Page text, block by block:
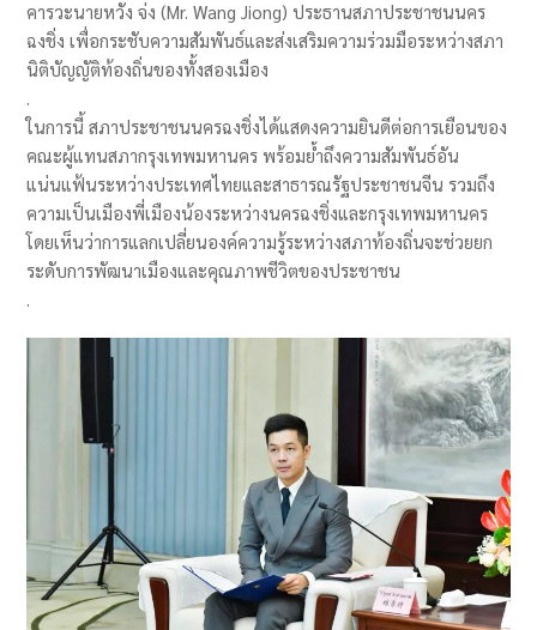
คารวะนายหวัง จ่ง (Mr. Wang Jiong) ประธานสภาประชาชนนคร
ฉงชิ่ง เพื่อกระชับความสัมพันธ์และส่งเสริมความร่วมมือระหว่างสภา
นิติบัญญัติท้องถิ่นของทั้งสองเมือง
.
ในการนี้ สภาประชาชนนครฉงชิ่งได้แสดงความยินดีต่อการเยือนของ
คณะผู้แทนสภากรุงเทพมหานคร พร้อมย้ำถึงความสัมพันธ์อัน
แน่นแฟ้นระหว่างประเทศไทยและสาธารณรัฐประชาชนจีน รวมถึง
ความเป็นเมืองพี่เมืองน้องระหว่างนครฉงชิ่งและกรุงเทพมหานคร
โดยเห็นว่าการแลกเปลี่ยนองค์ความรู้ระหว่างสภาท้องถิ่นจะช่วยยก
ระดับการพัฒนาเมืองและคุณภาพชีวิตของประชาชน
.